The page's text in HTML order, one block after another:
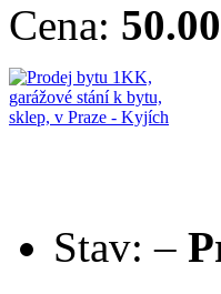
Cena:
Stav: –